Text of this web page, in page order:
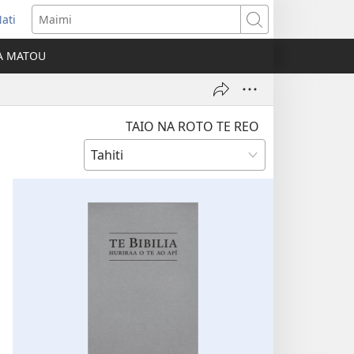
Maimi
MATOU
TAIO NA ROTO TE REO